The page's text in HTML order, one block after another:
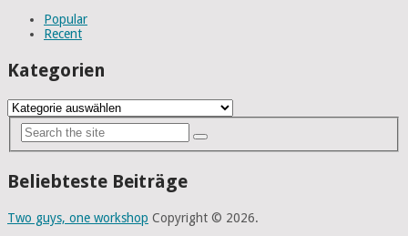
Popular
Recent
Kategorien
Kategorien
Beliebteste Beiträge
Two guys, one workshop Copyright © 2026.